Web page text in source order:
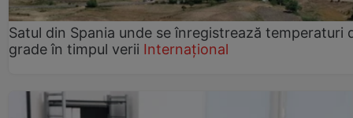
Satul din Spania unde se înregistrează temperaturi
grade în timpul verii Internațional